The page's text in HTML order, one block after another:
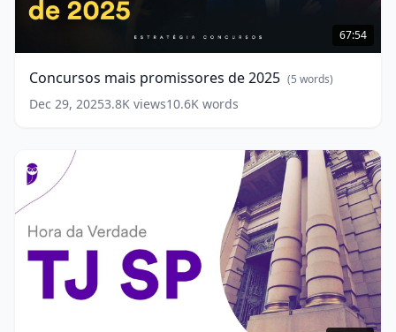
Concursos
2025 (5
words)
67:54
Concursos mais promissores de 2025 (5 words)
Dec 29, 20253.8K views10.6K words